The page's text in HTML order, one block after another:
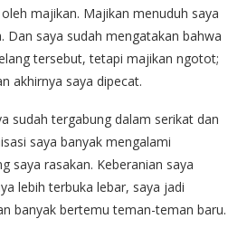
majikan. Majikan menuduh saya
Dan saya sudah mengatakan bahwa
tersebut, tetapi majikan ngotot;
akhirnya saya dipecat.
sudah tergabung dalam serikat dan
saya banyak mengalami
saya rasakan. Keberanian saya
lebih terbuka lebar, saya jadi
banyak bertemu teman-teman baru.